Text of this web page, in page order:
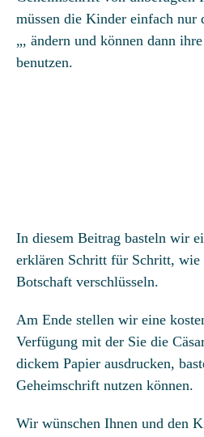
müssen die Kinder einfach nur
„, ändern und können dann
benutzen.
In diesem Beitrag basteln wir
erklären Schritt für Schritt, wie
Botschaft verschlüsseln.
Am Ende stellen wir eine
Verfügung mit der Sie die
dickem Papier ausdrucken,
Geheimschrift nutzen können.
Wir wünschen Ihnen und den